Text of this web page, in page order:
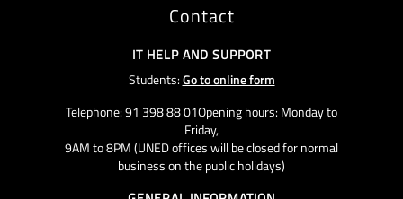
Contact
IT HELP AND SUPPORT
Students:Go to online form
Telephone: 91 398 88 01Opening hours: Monday to
Friday,
9AM to 8PM (UNED offices will be closed for normal
business on the public holidays)